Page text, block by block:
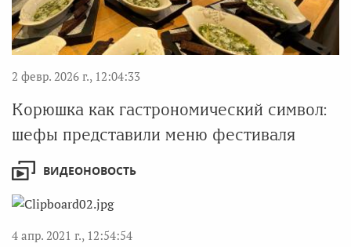
2 февр. 2026 г., 12:04:33
Корюшка как гастрономический символ:
шефы представили меню фестиваля
ВИДЕОНОВОСТЬ
4 апр. 2021 г., 12:54:54